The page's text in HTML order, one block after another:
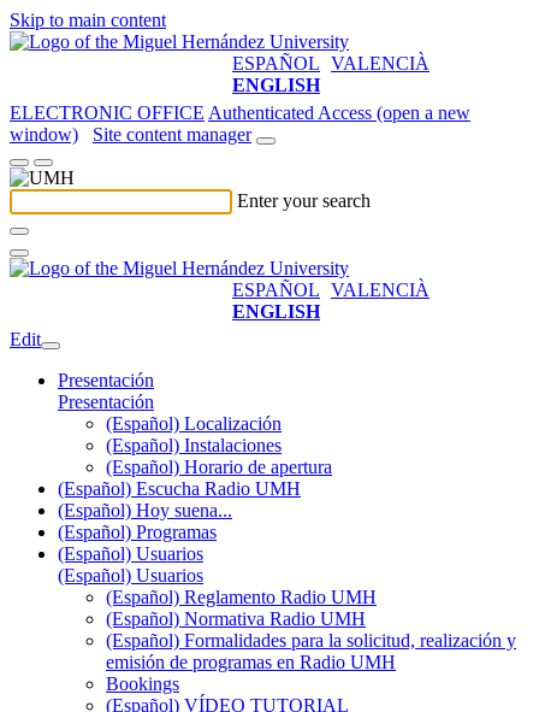
Skip to main content
ESPAÑOL VALENCIÀ
ENGLISH
ELECTRONIC OFFICE Authenticated Access (open a new
window)
Site content manager
Enter your search
ESPAÑOL VALENCIÀ
ENGLISH
Edit
Presentación
Presentación
(Español) Localización
(Español) Instalaciones
(Español) Horario de apertura
(Español) Escucha Radio UMH
(Español) Hoy suena...
(Español) Programas
(Español) Usuarios
(Español) Usuarios
(Español) Reglamento Radio UMH
(Español) Normativa Radio UMH
(Español) Formalidades para la solicitud, realización y
emisión de programas en Radio UMH
Bookings
(Español) VÍDEO TUTORIAL